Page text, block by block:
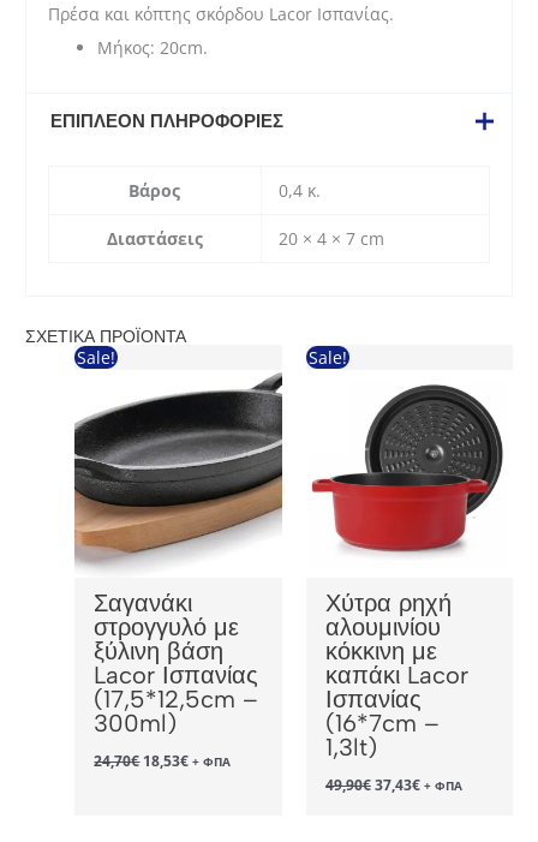
cm)
ποσότητα
Πρέσα και κόπτης σκόρδου Lacor Ισπανίας.
Μήκος: 20cm.
ΕΠΙΠΛΈΟΝ ΠΛΗΡΟΦΟΡΊΕΣ
Βάρος 0,4 κ.
Διαστάσεις 20 × 4 × 7 cm
ΣΧΕΤΙΚΆ ΠΡΟΪΌΝΤΑ
Sale!
Σαγανάκι
στρογγυλό με
ξύλινη βάση
Lacor Ισπανίας
(17,5*12,5cm –
300ml)
24,70€ Original
price
18,53€Η+ ΦΠΑ
Sale!
Χύτρα ρηχή
αλουμινίου
κόκκινη με
καπάκι Lacor
Ισπανίας
(16*7cm –
1,3lt)
49,90€Original
price
37,43€Η+ ΦΠΑ